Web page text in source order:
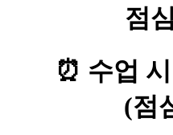
점
⏰ 수업
(점